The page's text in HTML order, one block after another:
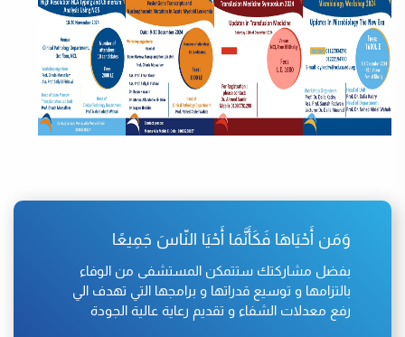
وَمَن أَحْيَاهَا فَكَأَنَّمَا أَحْيَا النّاسَ جَمِيعًا
بفضل مشاركتك ستتمكن المستشفى من الوفاء
بالتزامها و توسيع قدراتها و برامجها التي تهدف الي
رفع معدلات الشفاء و تقديم رعاية عالية الجودة